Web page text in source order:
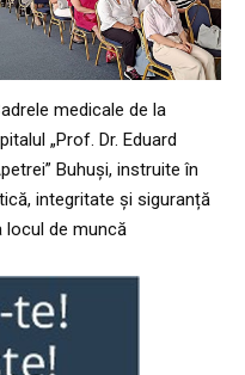
medicale de la
„Prof. Dr. Eduard
Buhuși, instruite în
integritate și siguranță
locul de muncă